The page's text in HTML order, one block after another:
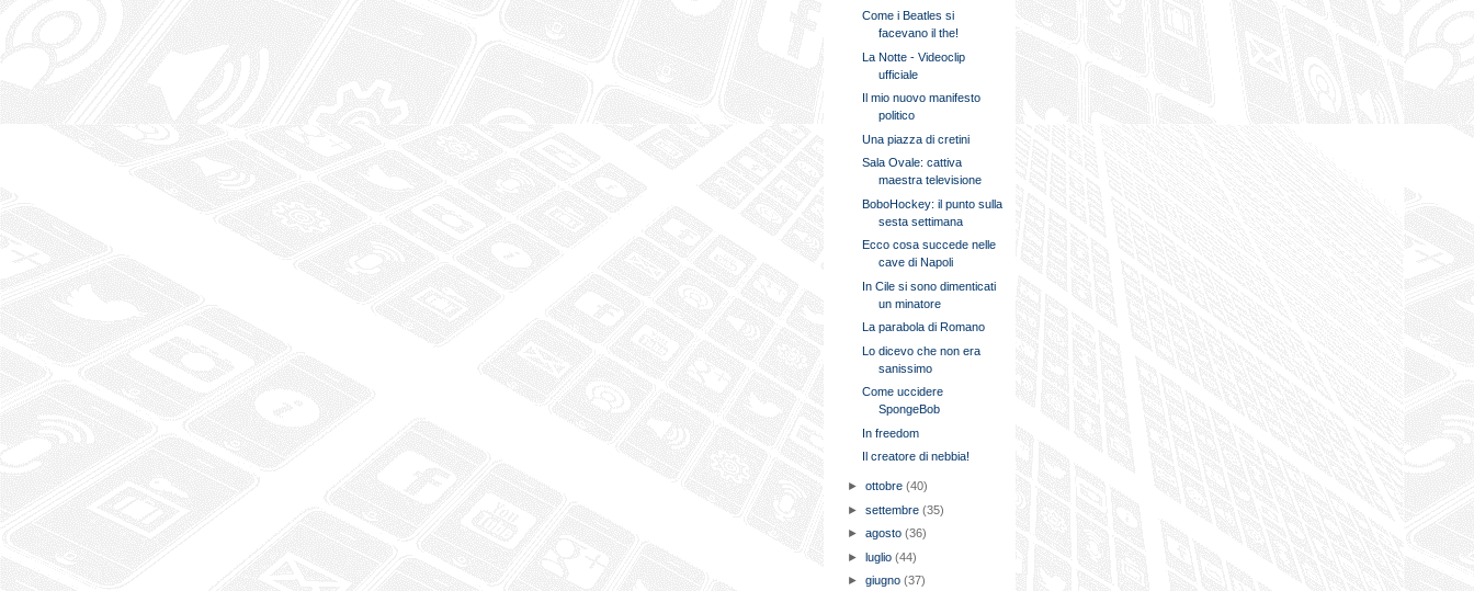
Come i Beatles si
facevano il the!
La Notte - Videoclip
ufficiale
Il mio nuovo manifesto
politico
Una piazza di cretini
Sala Ovale: cattiva
maestra televisione
BoboHockey: il punto sulla
sesta settimana
Ecco cosa succede nelle
cave di Napoli
In Cile si sono dimenticati
un minatore
La parabola di Romano
Lo dicevo che non era
sanissimo
Come uccidere
SpongeBob
In freedom
Il creatore di nebbia!
►ottobre(40)
►settembre(35)
►agosto(36)
►luglio(44)
►giugno(37)